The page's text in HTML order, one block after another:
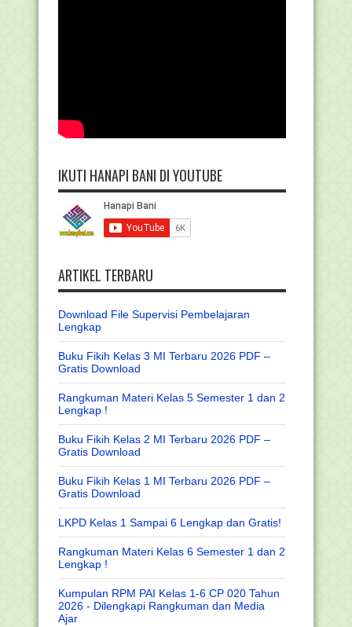
IKUTI HANAPI BANI DI YOUTUBE
ARTIKEL TERBARU
Download File Supervisi Pembelajaran
Lengkap
Buku Fikih Kelas 3 MI Terbaru 2026 PDF –
Gratis Download
Rangkuman Materi Kelas 5 Semester 1 dan 2
Lengkap !
Buku Fikih Kelas 2 MI Terbaru 2026 PDF –
Gratis Download
Buku Fikih Kelas 1 MI Terbaru 2026 PDF –
Gratis Download
LKPD Kelas 1 Sampai 6 Lengkap dan Gratis!
Rangkuman Materi Kelas 6 Semester 1 dan 2
Lengkap !
Kumpulan RPM PAI Kelas 1-6 CP 020 Tahun
2026 - Dilengkapi Rangkuman dan Media
Ajar